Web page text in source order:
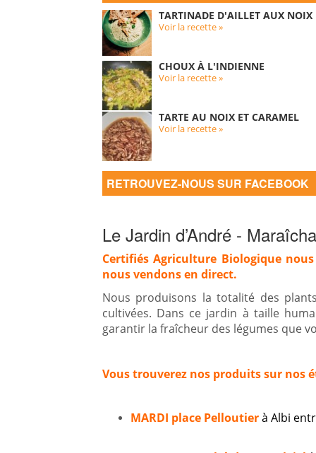
TARTINADE D'AILLET AUX NOIX
Voir la recette »
CHOUX À L'INDIENNE
Voir la recette »
TARTE AU NOIX ET CARAMEL
Voir la recette »
RETROUVEZ-NOUS SUR FACEBOOK
Le Jardin d’André -
Certifiés Agriculture Biologique
nous vendons en direct.
Nous produisons la totalité des
cultivées. Dans ce jardin à taille
garantir la fraîcheur des légumes que
Vous trouverez nos produits sur nos
MARDI place Pelloutierà Albi